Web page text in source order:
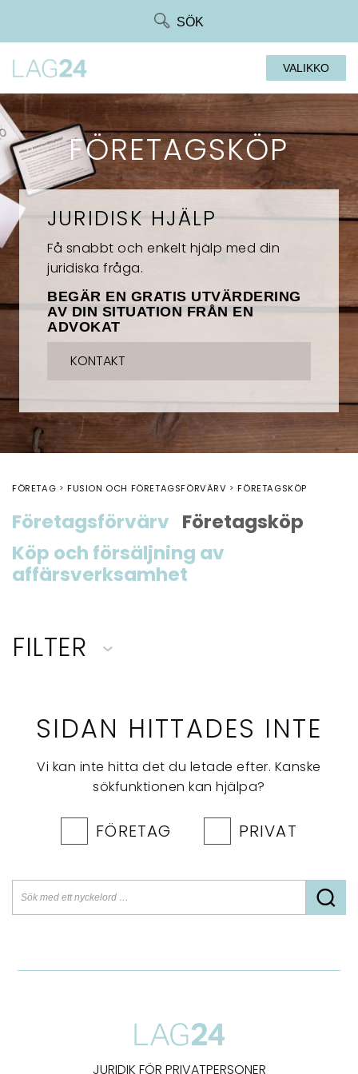
SÖK
VALIKKO
FÖRETAGSKÖP
JURIDISK HJÄLP
Få snabbt och enkelt hjälp med din
juridiska fråga.
BEGÄR EN GRATIS UTVÄRDERING
AV DIN SITUATION FRÅN EN
ADVOKAT
KONTAKT
FÖRETAG FUSION OCH FÖRETAGSFÖRVÄRV FÖRETAGSKÖP
Företagsförvärv Företagsköp
Köp och försäljning av
affärsverksamhet
FILTER
SIDAN HITTADES INTE
Vi kan inte hitta det du letade efter. Kanske
sökfunktionen kan hjälpa?
FÖRETAG PRIVAT
JURIDIK FÖR PRIVATPERSONER